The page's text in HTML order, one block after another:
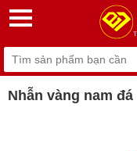
Nhẫn vàng nam